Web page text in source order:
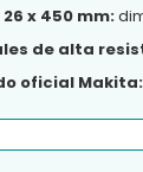
x 450 mm:
de alta
oficial Makita: